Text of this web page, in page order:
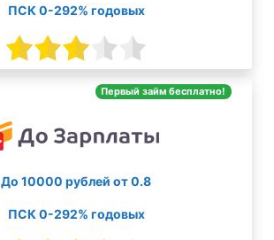
ПСК 0-292% годовых
Первый займ бесплатно!
До 10000 рублей от 0.8
ПСК 0-292% годовых